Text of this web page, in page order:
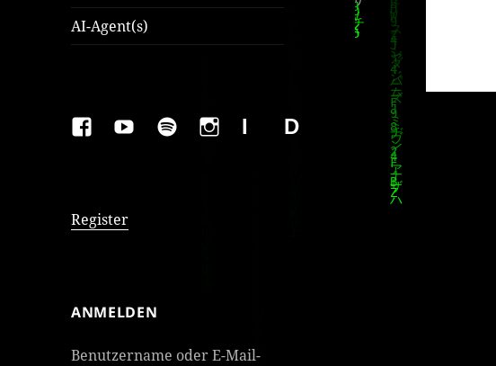
AI-Agent(s)
FAKEBOOK
YOUTUBESPOTIFYINSTAGRAM
IMPRESSUMDatenschutzerklärung
Register
ANMELDEN
Benutzername oder E-Mail-